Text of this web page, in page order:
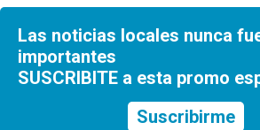
Las noticias locales nunca
importantes
SUSCRIBITE a esta promo
Suscribirme